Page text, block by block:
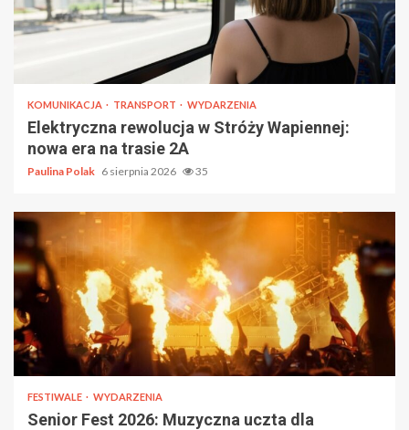
KOMUNIKACJA TRANSPORT WYDARZENIA
Elektryczna rewolucja w Stróży Wapiennej:
nowa era na trasie 2A
Paulina Polak 6 sierpnia 2026 35
FESTIWALE WYDARZENIA
Senior Fest 2026: Muzyczna uczta dla